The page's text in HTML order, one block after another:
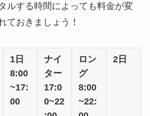
ルする時間によっても料金が変
ておきましょう！
1日
8:00
~17:
00
ナイ
ター
17:0
0~22
ロン
グ
8:00
~22:
2日